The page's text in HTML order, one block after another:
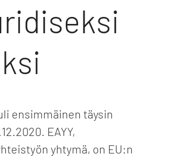
ensimmäinen täysin
EAYY,
yhtymä, on EU:n